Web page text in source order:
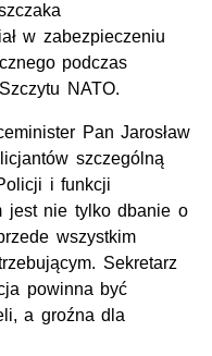
w zabezpieczeniu
podczas
NATO.
Pan Jarosław
szczególną
i funkcji
jest nie tylko dbanie o
wszystkim
Sekretarz
powinna być
a groźna dla